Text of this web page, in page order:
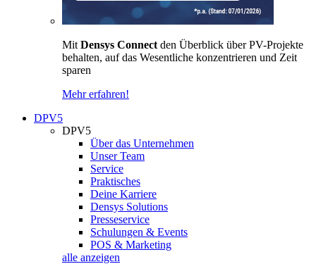
Mit Densys Connect den Überblick über PV-Projekte
behalten, auf das Wesentliche konzentrieren und Zeit
sparen
Mehr erfahren!
DPV5
DPV5
Über das Unternehmen
Unser Team
Service
Praktisches
Deine Karriere
Densys Solutions
Presseservice
Schulungen & Events
POS & Marketing
alle anzeigen